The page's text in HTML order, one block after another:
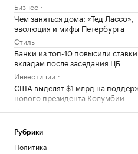
Бизнес
Чем заняться дома: «Тед Лассо»,
эволюция и мифы Петербурга
Стиль
Банки из топ-10 повысили
вкладам после заседания ЦБ
Инвестиции
США выделят $1 млрд на
нового президента Колумбии
Политика
созданному США альянсу «Щит
Америк»
Рубрики
Политика